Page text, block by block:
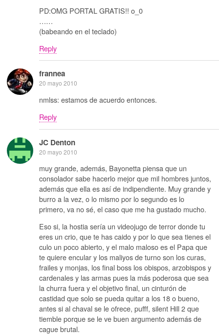
PD:OMG PORTAL GRATIS!! o_0
……
(babeando en el teclado)
Reply
frannea
20 mayo 2010
nmlss: estamos de acuerdo entonces.
Reply
JC Denton
20 mayo 2010
muy grande, además, Bayonetta piensa que un
consolador sabe hacerlo mejor que mil hombres juntos,
además que ella es así de indipendiente. Muy grande y
burro a la vez, o lo mismo por lo segundo es lo
primero, va no sé, el caso que me ha gustado mucho.
Eso si, la hostia sería un videojugo de terror donde tu
eres un crio, que te has caido y por lo que sea tienes el
culo un poco abierto, y el malo maloso es el Papa que
te quiere encular y los maliyos de turno son los curas,
frailes y monjas, los final boss los obispos, arzobispos y
cardenales y las armas pues la más poderosa que sea
la churra fuera y el objetivo final, un cinturón de
castidad que solo se pueda quitar a los 18 o bueno,
antes si al chaval se le ofrece, pufff, silent Hill 2 que
tiemble porque se le ve buen argumento además de
cague brutal.